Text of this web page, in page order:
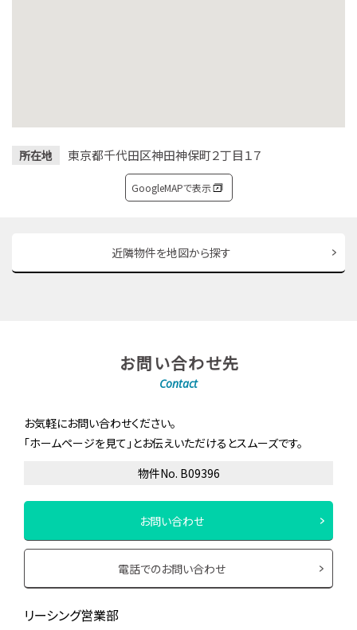
所在地 東京都千代田区神田神保町２丁目１７
GoogleMAPで表示
近隣物件を地図から探す
お問い合わせ先
Contact
お気軽にお問い合わせください。
「ホームページを見て」とお伝えいただけるとスムーズです。
物件No. B09396
お問い合わせ
電話でのお問い合わせ
リーシング営業部